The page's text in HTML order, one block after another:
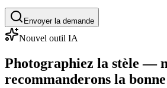
Envoyer la demande
Nouvel outil IA
Photographiez la stèle —
recommanderons la